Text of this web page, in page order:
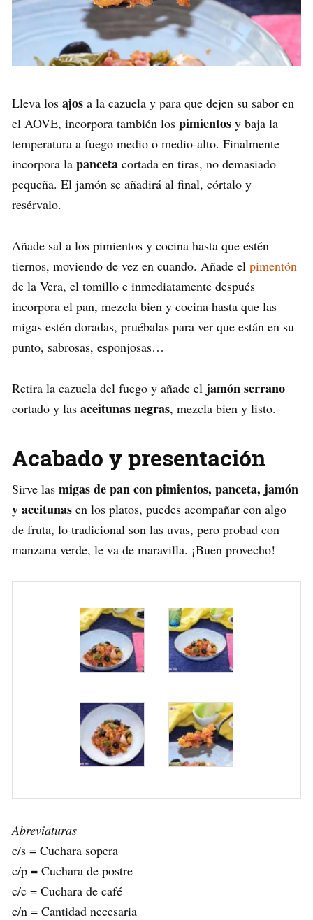
Lleva los ajos a la cazuela y para que dejen su sabor en
el AOVE, incorpora también los pimientos y baja la
temperatura a fuego medio o medio-alto. Finalmente
incorpora la panceta cortada en tiras, no demasiado
pequeña. El jamón se añadirá al final, córtalo y
resérvalo.
Añade sal a los pimientos y cocina hasta que estén
tiernos, moviendo de vez en cuando. Añade el pimentón
de la Vera, el tomillo e inmediatamente después
incorpora el pan, mezcla bien y cocina hasta que las
migas estén doradas, pruébalas para ver que están en su
punto, sabrosas, esponjosas…
Retira la cazuela del fuego y añade el jamón serrano
cortado y las aceitunas negras, mezcla bien y listo.
Acabado y presentación
Sirve las migas de pan con pimientos, panceta, jamón
y aceitunas en los platos, puedes acompañar con algo
de fruta, lo tradicional son las uvas, pero probad con
manzana verde, le va de maravilla. ¡Buen provecho!
Abreviaturas
c/s = Cuchara sopera
c/p = Cuchara de postre
c/c = Cuchara de café
c/n = Cantidad necesaria